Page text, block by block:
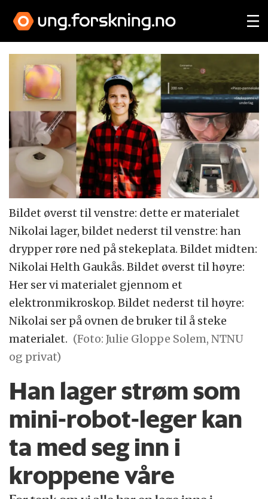
Bildet øverst til venstre: dette er materialet
Nikolai lager, bildet nederst til venstre: han
drypper røre ned på stekeplata. Bildet midten:
Nikolai Helth Gaukås. Bildet øverst til høyre:
Her ser vi materialet gjennom et
elektronmikroskop. Bildet nederst til høyre:
Nikolai ser på ovnen de bruker til å steke
materialet. (Foto: Julie Gloppe Solem, NTNU
og privat)
Han lager strøm som
mini-robot-leger kan
ta med seg inn i
kroppene våre